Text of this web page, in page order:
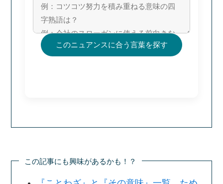
このニュアンスに合う言葉を探す
この記事にも興味があるかも！？